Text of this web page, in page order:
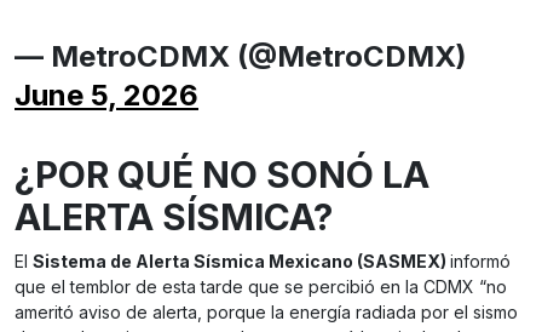
— MetroCDMX (@MetroCDMX)
June 5, 2026
¿POR QUÉ NO SONÓ LA
ALERTA SÍSMICA?
El Sistema de Alerta Sísmica Mexicano (SASMEX) informó
que el temblor de esta tarde que se percibió en la CDMX “no
ameritó aviso de alerta, porque la energía radiada por el sismo